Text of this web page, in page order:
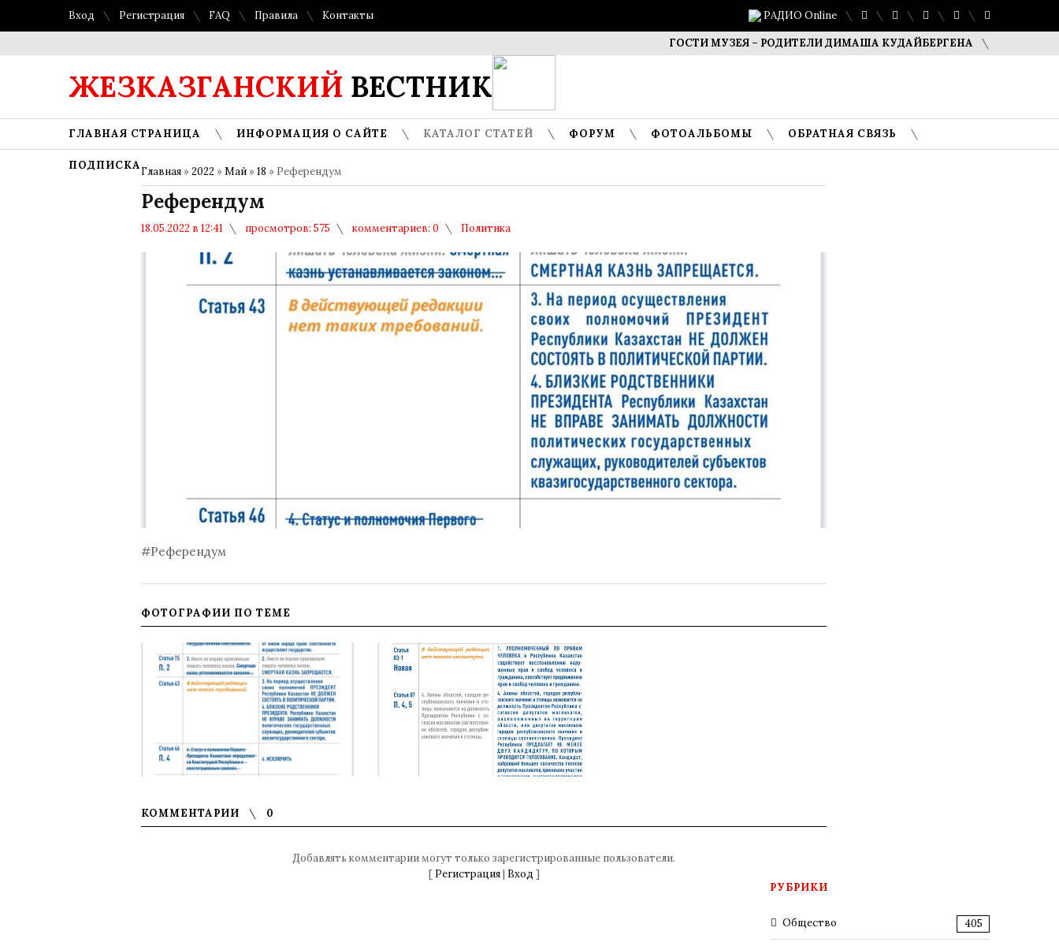
Вход Регистрация FAQ Правила Контакты РАДИО Online
ГОСТИ МУЗЕЯ – РОДИТЕЛИ ДИМАША КУДАЙБЕРГЕНА САФУАН
ЖЕЗКАЗГАНСКИЙ ВЕСТНИК
ГЛАВНАЯ СТРАНИЦА ИНФОРМАЦИЯ О САЙТЕ КАТАЛОГ СТАТЕЙ ФОРУМ ФОТОАЛЬБОМЫ ОБРАТНАЯ СВЯЗЬ
ПОДПИСКАГлавная »2022 »Май »18 » Референдум
Референдум
18.05.2022 в 12:41 просмотров: 575 комментариев: 0 Политика
#Референдум
ФОТОГРАФИИ ПО ТЕМЕ
КОММЕНТАРИИ 0
Добавлять комментарии могут только зарегистрированные пользователи.
[ Регистрация| Вход ]
РУБРИКИ
Общество 405